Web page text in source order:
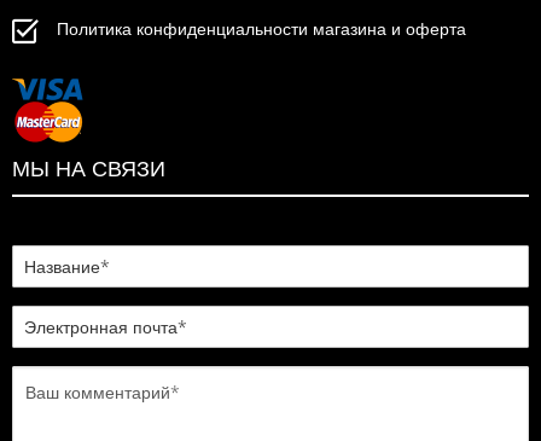
Политика конфиденциальности магазина и оферта
МЫ НА СВЯЗИ